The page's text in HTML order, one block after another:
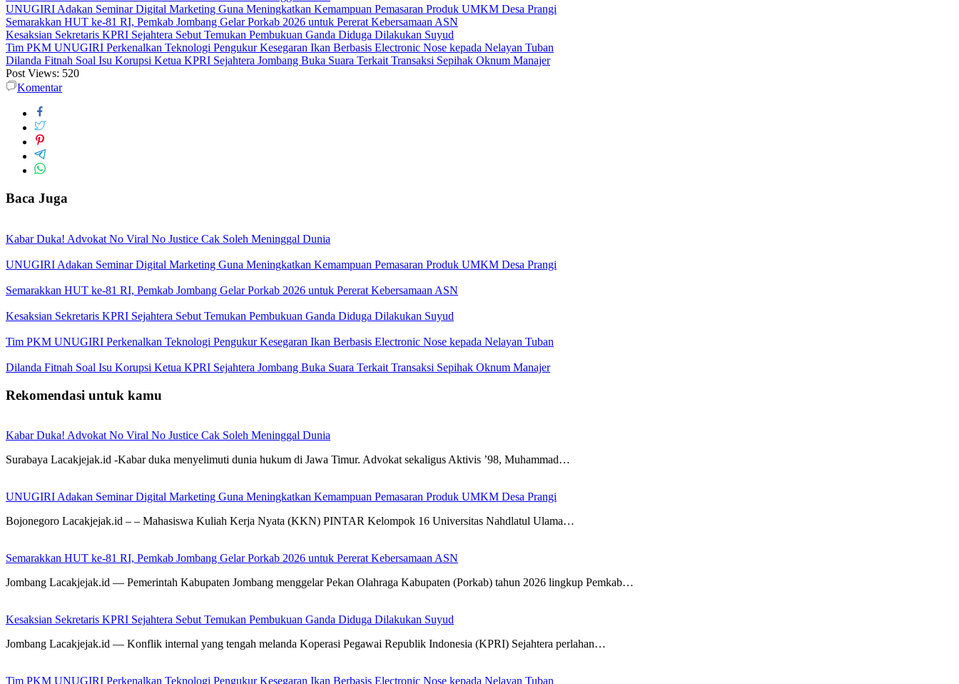
UNUGIRI Adakan Seminar Digital Marketing Guna Meningkatkan Kemampuan Pemasaran Produk UMKM Desa Prangi
Semarakkan HUT ke-81 RI, Pemkab Jombang Gelar Porkab 2026 untuk Pererat Kebersamaan ASN
Kesaksian Sekretaris KPRI Sejahtera Sebut Temukan Pembukuan Ganda Diduga Dilakukan Suyud
Tim PKM UNUGIRI Perkenalkan Teknologi Pengukur Kesegaran Ikan Berbasis Electronic Nose kepada Nelayan Tuban
Dilanda Fitnah Soal Isu Korupsi Ketua KPRI Sejahtera Jombang Buka Suara Terkait Transaksi Sepihak Oknum Manajer
Post Views: 520
Komentar
Baca Juga
Kabar Duka! Advokat No Viral No Justice Cak Soleh Meninggal Dunia
UNUGIRI Adakan Seminar Digital Marketing Guna Meningkatkan Kemampuan Pemasaran Produk UMKM Desa Prangi
Semarakkan HUT ke-81 RI, Pemkab Jombang Gelar Porkab 2026 untuk Pererat Kebersamaan ASN
Kesaksian Sekretaris KPRI Sejahtera Sebut Temukan Pembukuan Ganda Diduga Dilakukan Suyud
Tim PKM UNUGIRI Perkenalkan Teknologi Pengukur Kesegaran Ikan Berbasis Electronic Nose kepada Nelayan Tuban
Dilanda Fitnah Soal Isu Korupsi Ketua KPRI Sejahtera Jombang Buka Suara Terkait Transaksi Sepihak Oknum Manajer
Rekomendasi untuk kamu
Kabar Duka! Advokat No Viral No Justice Cak Soleh Meninggal Dunia
Surabaya Lacakjejak.id -Kabar duka menyelimuti dunia hukum di Jawa Timur. Advokat sekaligus Aktivis ’98, Muhammad…
UNUGIRI Adakan Seminar Digital Marketing Guna Meningkatkan Kemampuan Pemasaran Produk UMKM Desa Prangi
Bojonegoro Lacakjejak.id – – Mahasiswa Kuliah Kerja Nyata (KKN) PINTAR Kelompok 16 Universitas Nahdlatul Ulama…
Semarakkan HUT ke-81 RI, Pemkab Jombang Gelar Porkab 2026 untuk Pererat Kebersamaan ASN
Jombang Lacakjejak.id — Pemerintah Kabupaten Jombang menggelar Pekan Olahraga Kabupaten (Porkab) tahun 2026 lingkup Pemkab…
Kesaksian Sekretaris KPRI Sejahtera Sebut Temukan Pembukuan Ganda Diduga Dilakukan Suyud
Jombang Lacakjejak.id — Konflik internal yang tengah melanda Koperasi Pegawai Republik Indonesia (KPRI) Sejahtera perlahan…
Tim PKM UNUGIRI Perkenalkan Teknologi Pengukur Kesegaran Ikan Berbasis Electronic Nose kepada Nelayan Tuban